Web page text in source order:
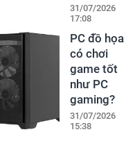
31/07/2026
17:08
PC đồ họa
có chơi
game tốt
như PC
gaming?
31/07/2026
15:38